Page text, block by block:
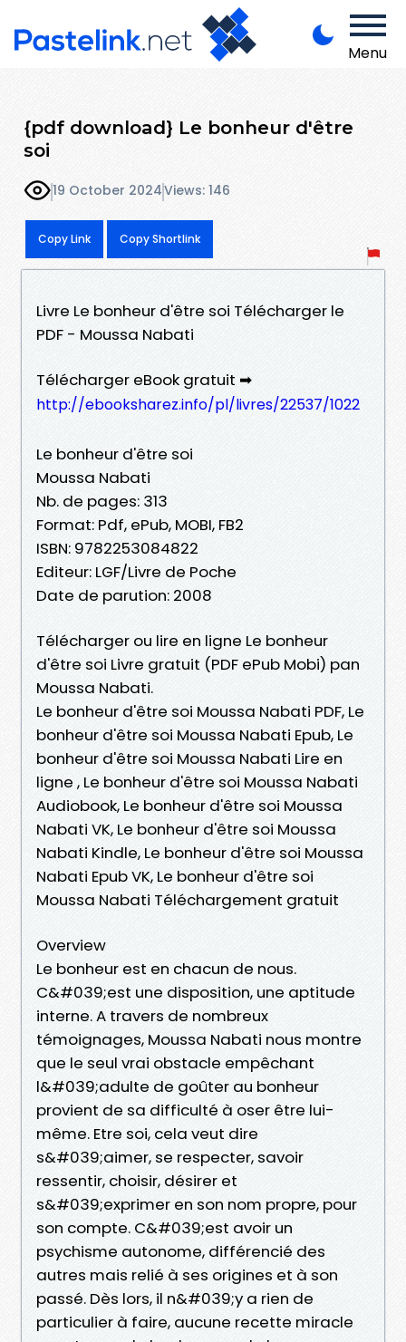
Menu
{pdf download} Le bonheur d'être
soi
19 October 2024Views: 146
Copy Link Copy Shortlink
Livre Le bonheur d'être soi Télécharger le
PDF - Moussa Nabati
Télécharger eBook gratuit ➡
http://ebooksharez.info/pl/livres/22537/1022
Le bonheur d'être soi
Moussa Nabati
Nb. de pages: 313
Format: Pdf, ePub, MOBI, FB2
ISBN: 9782253084822
Editeur: LGF/Livre de Poche
Date de parution: 2008
Télécharger ou lire en ligne Le bonheur
d'être soi Livre gratuit (PDF ePub Mobi) pan
Moussa Nabati.
Le bonheur d'être soi Moussa Nabati PDF, Le
bonheur d'être soi Moussa Nabati Epub, Le
bonheur d'être soi Moussa Nabati Lire en
ligne , Le bonheur d'être soi Moussa Nabati
Audiobook, Le bonheur d'être soi Moussa
Nabati VK, Le bonheur d'être soi Moussa
Nabati Kindle, Le bonheur d'être soi Moussa
Nabati Epub VK, Le bonheur d'être soi
Moussa Nabati Téléchargement gratuit
Overview
Le bonheur est en chacun de nous.
C&#039;est une disposition, une aptitude
interne. A travers de nombreux
témoignages, Moussa Nabati nous montre
que le seul vrai obstacle empêchant
l&#039;adulte de goûter au bonheur
provient de sa difficulté à oser être lui-
même. Etre soi, cela veut dire
s&#039;aimer, se respecter, savoir
ressentir, choisir, désirer et
s&#039;exprimer en son nom propre, pour
son compte. C&#039;est avoir un
psychisme autonome, différencié des
autres mais relié à ses origines et à son
passé. Dès lors, il n&#039;y a rien de
particulier à faire, aucune recette miracle